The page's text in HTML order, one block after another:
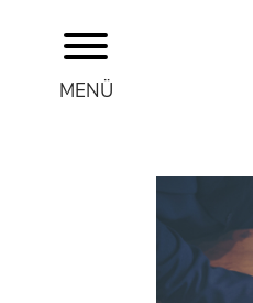
MENÜ
SEMINARE UND